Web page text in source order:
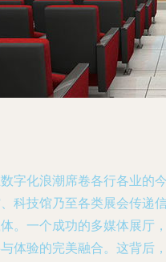
字化浪潮席卷各行各业的
科技馆乃至各类展会传递
。一个成功的多媒体展厅
体验的完美融合。这背后